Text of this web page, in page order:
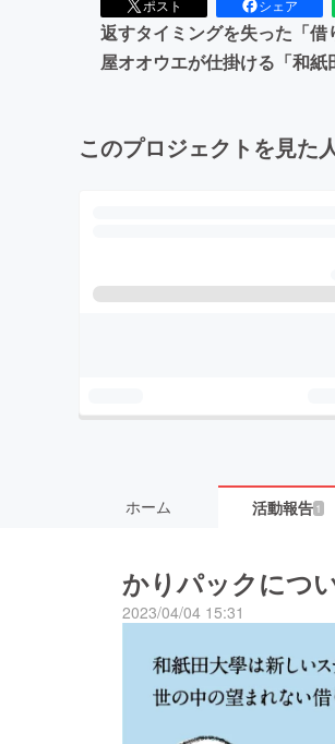
ポスト シェア
返すタイミングを失った「
屋オオウエが仕掛ける「和紙
このプロジェクトを見た
ホーム 活動報告 1
かりパックにつ
2023/04/04 15:31